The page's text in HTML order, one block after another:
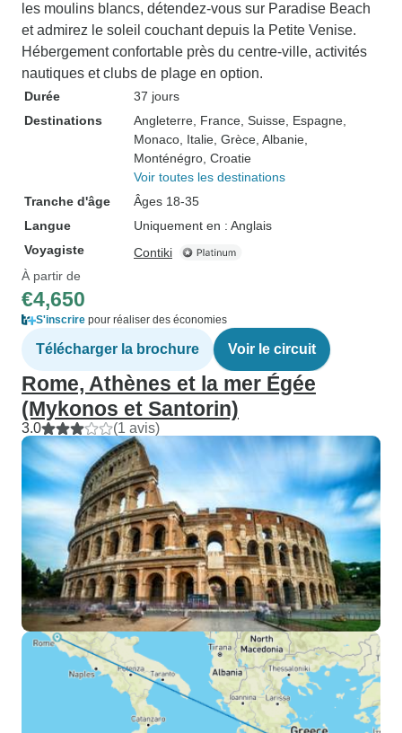
les moulins blancs, détendez-vous sur Paradise Beach
et admirez le soleil couchant depuis la Petite Venise.
Hébergement confortable près du centre-ville, activités
nautiques et clubs de plage en option.
Durée
37 jours
Destinations
Angleterre , France , Suisse , Espagne
Monaco , Italie , Grèce , Albanie
Monténégro , Croatie
Voir toutes les destinations
Tranche d'âge
Âges 18-35
Langue
Uniquement en : Anglais
Voyagiste
Contiki
À partir de
€4,650
S'inscrire pour réaliser des économies
Télécharger la brochure Voir le circuit
Rome, Athènes et la mer Égée
(Mykonos et Santorin)
3.0 (1 avis)